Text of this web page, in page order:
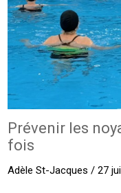
Prévenir les
fois
Adèle St-Jacques / 27